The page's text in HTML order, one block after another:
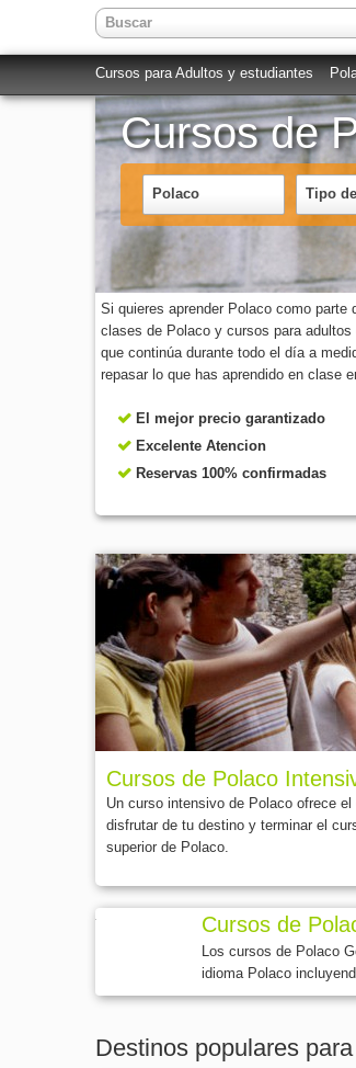
Buscar
Cursos para Adultos y estudiantes
Cursos de
Polaco Tipo
Si quieres aprender Polaco como parte
clases de Polaco y cursos para
que continúa durante todo el día a
repasar lo que has aprendido en clase
El mejor precio garantizado
Excelente Atencion
Reservas 100% confirmadas
Cursos de Polaco
Un curso intensivo de Polaco ofrece el
disfrutar de tu destino y terminar el
superior de Polaco.
Cursos de
Los cursos de Polaco
idioma Polaco
Destinos populares